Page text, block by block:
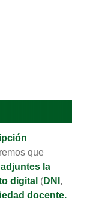
que
adjuntes la
digital (DNI ,
docente,